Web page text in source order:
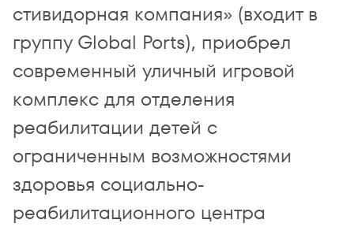
стивидорная компания» (входит в
группу Global Ports), приобрел
современный уличный игровой
комплекс для отделения
реабилитации детей с
ограниченным возможностями
здоровья социально-
реабилитационного центра